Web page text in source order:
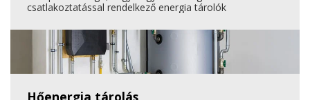
csatlakoztatással rendelkező energia tárolók
Hőenergia tárolás